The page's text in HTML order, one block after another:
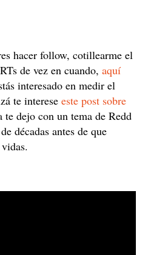
hacer follow, cotillearme el
de vez en cuando, aquí
interesado en medir el
te interese este post sobre
te dejo con un tema de Redd
décadas antes de que